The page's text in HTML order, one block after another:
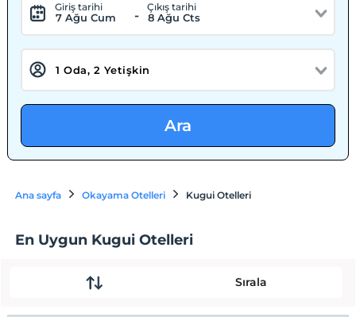
Giriş tarihi
7 Ağu Cum -
Çıkış tarihi
8 Ağu Cts
Ara
Ana sayfa Okayama Otelleri Kugui Otelleri
En Uygun Kugui Otelleri
Sırala